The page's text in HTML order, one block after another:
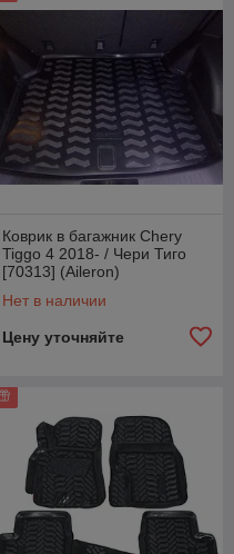
Коврик в багажник Chery
Tiggo 4 2018- / Чери Тиго
[70313] (Aileron)
Нет в наличии
Цену уточняйте